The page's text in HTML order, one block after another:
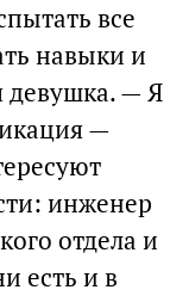
все
навыки и
девушка. — Я
—
инженер
отдела и
есть и в